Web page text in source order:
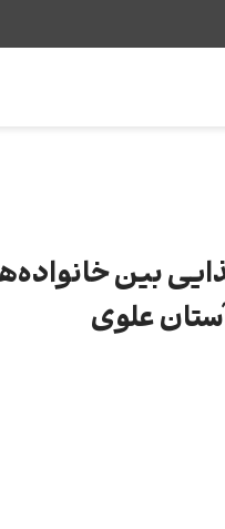
بین
علوی